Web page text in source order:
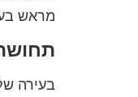
מראש
בעירה